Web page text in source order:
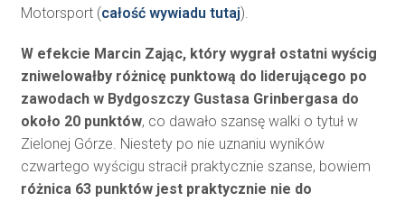
Motorsport (całość wywiadu tutaj).
W efekcie Marcin Zając, który wygrał ostatni wyścig
zniwelowałby różnicę punktową do liderującego po
zawodach w Bydgoszczy Gustasa Grinbergasa do
około 20 punktów, co dawało szansę walki o tytuł w
Zielonej Górze. Niestety po nie uznaniu wyników
czwartego wyścigu stracił praktycznie szanse, bowiem
różnica 63 punktów jest praktycznie nie do